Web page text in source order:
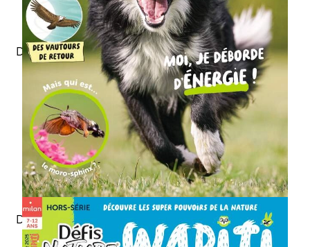
Des photos merveilleuses
Des documentaires
passionnants
Des cartes à collectionner